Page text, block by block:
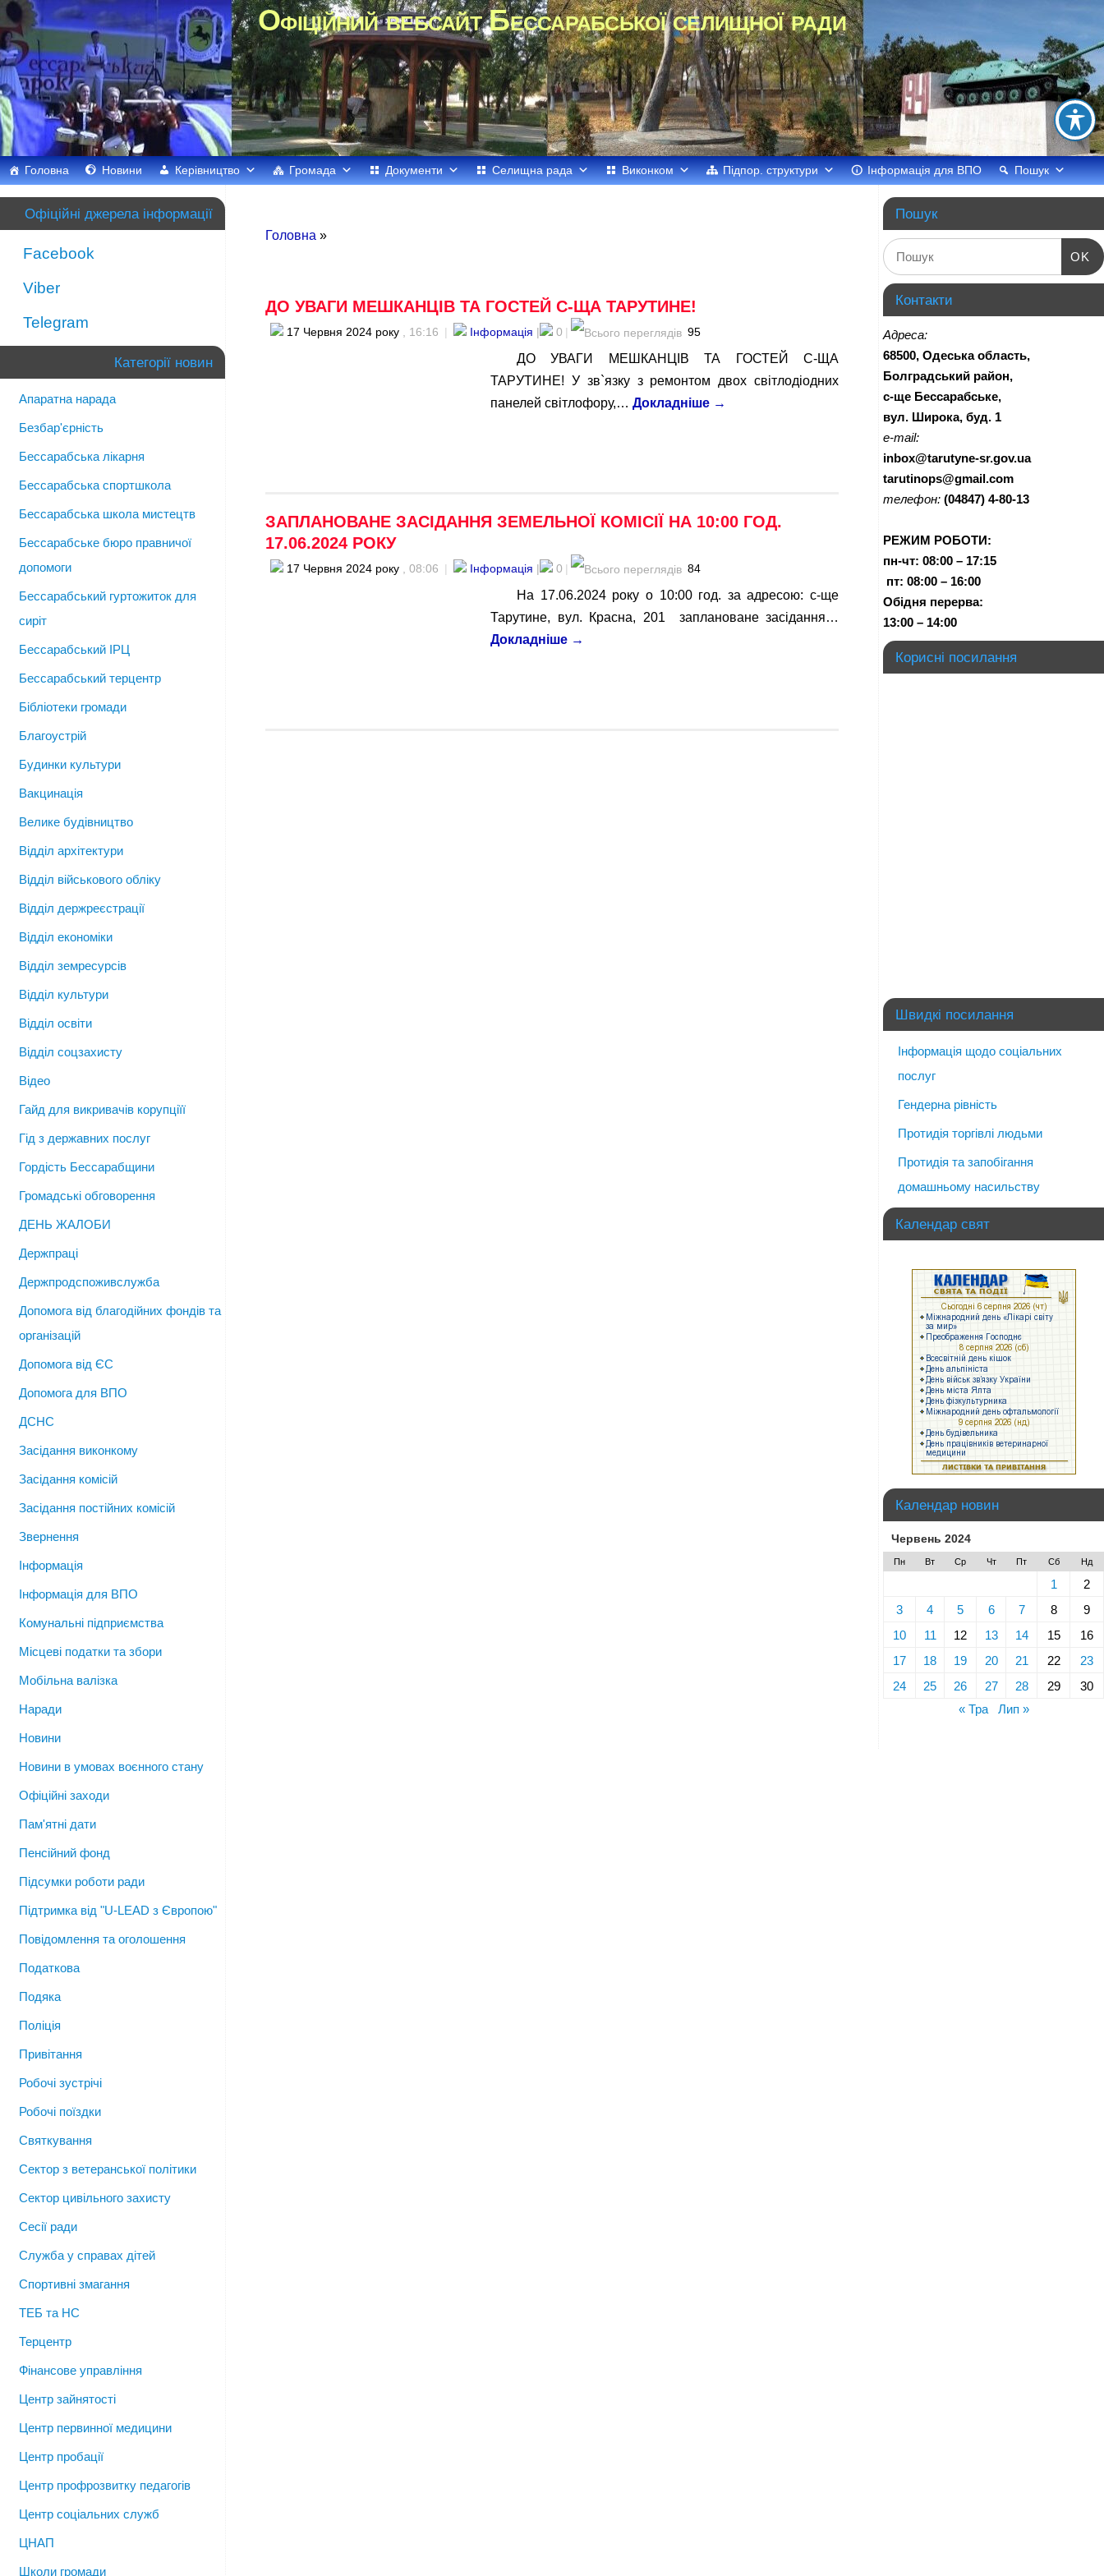
Офіційний вебсайт Бессарабської селищної ради
Головна Новини Керівництво Громада Документи Селищна рада Виконком Підпор. структури Інформація для ВПО Пошук
Головна »
ДО УВАГИ МЕШКАНЦІВ ТА ГОСТЕЙ С-ЩА ТАРУТИНЕ!
17 Червня 2024 року , 16:16 | Інформація | 0 | 95
ДО УВАГИ МЕШКАНЦІВ ТА ГОСТЕЙ С-ЩА
ТАРУТИНЕ! У зв`язку з ремонтом двох світлодіодних
панелей світлофору,… Докладніше →
ЗАПЛАНОВАНЕ ЗАСІДАННЯ ЗЕМЕЛЬНОЇ КОМІСІЇ НА 10:00 ГОД.
17.06.2024 РОКУ
17 Червня 2024 року , 08:06 | Інформація | 0 | 84
На 17.06.2024 року о 10:00 год. за адресою: с-ще
Тарутине, вул. Красна, 201 заплановане засідання…
Докладніше →
Офіційні джерела інформації
Facebook
Viber
Telegram
Категорії новин
Апаратна нарада
Безбар'єрність
Бессарабська лікарня
Бессарабська спортшкола
Бессарабська школа мистецтв
Бессарабське бюро правничої
допомоги
Бессарабський гуртожиток для
сиріт
Бессарабський ІРЦ
Бессарабський терцентр
Бібліотеки громади
Благоустрій
Будинки культури
Вакцинація
Велике будівництво
Відділ архітектури
Відділ військового обліку
Відділ держреєстрації
Відділ економіки
Відділ земресурсів
Відділ культури
Відділ освіти
Відділ соцзахисту
Відео
Гайд для викривачів корупціїї
Гід з державних послуг
Гордість Бессарабщини
Громадські обговорення
ДЕНЬ ЖАЛОБИ
Держпраці
Держпродспоживслужба
Допомога від благодійних фондів та
організацій
Допомога від ЄС
Допомога для ВПО
ДСНС
Засідання виконкому
Засідання комісій
Засідання постійних комісій
Звернення
Інформація
Інформація для ВПО
Комунальні підприємства
Місцеві податки та збори
Мобільна валізка
Наради
Новини
Новини в умовах воєнного стану
Офіційні заходи
Пам'ятні дати
Пенсійний фонд
Підсумки роботи ради
Підтримка від "U-LEAD з Європою"
Повідомлення та оголошення
Податкова
Подяка
Поліція
Привітання
Робочі зустрічі
Робочі поїздки
Святкування
Сектор з ветеранської політики
Сектор цивільного захисту
Сесії ради
Служба у справах дітей
Спортивні змагання
ТЕБ та НС
Терцентр
Фінансове управління
Центр зайнятості
Центр первинної медицини
Центр пробації
Центр профрозвитку педагогів
Центр соціальних служб
ЦНАП
Школи громади
Пошук
OK
Контакти
Адреса:
68500, Одеська область,
Болградський район,
с-ще Бессарабське,
вул. Широка, буд. 1
e-mail:
inbox@tarutyne-sr.gov.ua
tarutinops@gmail.com
телефон: (04847) 4-80-13
РЕЖИМ РОБОТИ:
пн-чт: 08:00 – 17:15
пт: 08:00 – 16:00
Обідня перерва:
13:00 – 14:00
Корисні посилання
Швидкі посилання
Інформація щодо соціальних
послуг
Гендерна рівність
Протидія торгівлі людьми
Протидія та запобігання
домашньому насильству
Календар свят
Календар новин
Червень 2024
Пн Вт Ср Чт Пт Сб Нд
1
2
3
4 5 6 7 8
9
10
11 12 13 14 15
16
17
18 19 20 21 22
23
24
25 26 27 28 29
30
« Тра
Лип »